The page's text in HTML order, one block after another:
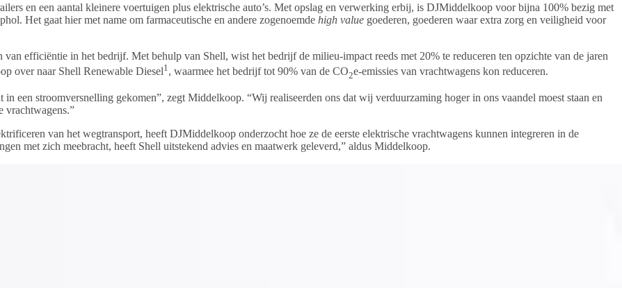
en een aantal kleinere voertuigen plus elektrische auto’s. Met opslag en verwerking erbij, is DJMiddelkoop voor bijna 100% bezig met
Het gaat hier met name om farmaceutische en andere zogenoemde high value goederen, goederen waar extra zorg en veiligheid voor
efficiëntie in het bedrijf. Met behulp van Shell, wist het bedrijf de milieu-impact reeds met 20% te reduceren ten opzichte van de jaren
over naar Shell Renewable Diesel1 , waarmee het bedrijf tot 90% van de CO2e-emissies van vrachtwagens kon reduceren.
een stroomversnelling gekomen”, zegt Middelkoop. “Wij realiseerden ons dat wij verduurzaming hoger in ons vaandel moest staan en
vrachtwagens.”
van het wegtransport, heeft DJMiddelkoop onderzocht hoe ze de eerste elektrische vrachtwagens kunnen integreren in de
met zich meebracht, heeft Shell uitstekend advies en maatwerk geleverd,” aldus Middelkoop.